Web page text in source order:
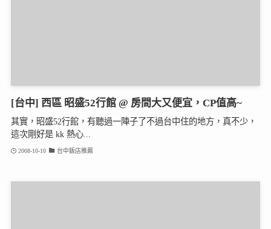
[台中] 西區 昭盛52行館 @ 房間大又便宜，CP值高~
其實，昭盛52行館，有聽過一陣子了不過台中住的地方，真不少，
這次剛好是 kk 熱心...
2008-10-10 台中飯店推薦